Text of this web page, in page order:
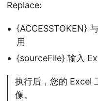
Replace:
{ACCESSTOKEN}
用
{sourceFile} 输入
执行后，您的 Excel
像。